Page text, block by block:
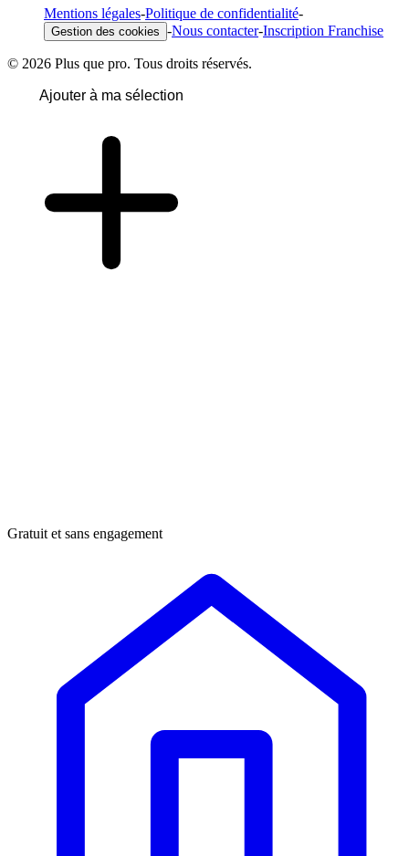
Mentions légales-Politique de confidentialité-
Gestion des cookies -Nous contacter-Inscription Franchise
© 2026 Plus que pro. Tous droits réservés.
Ajouter à ma sélection
Gratuit et sans engagement